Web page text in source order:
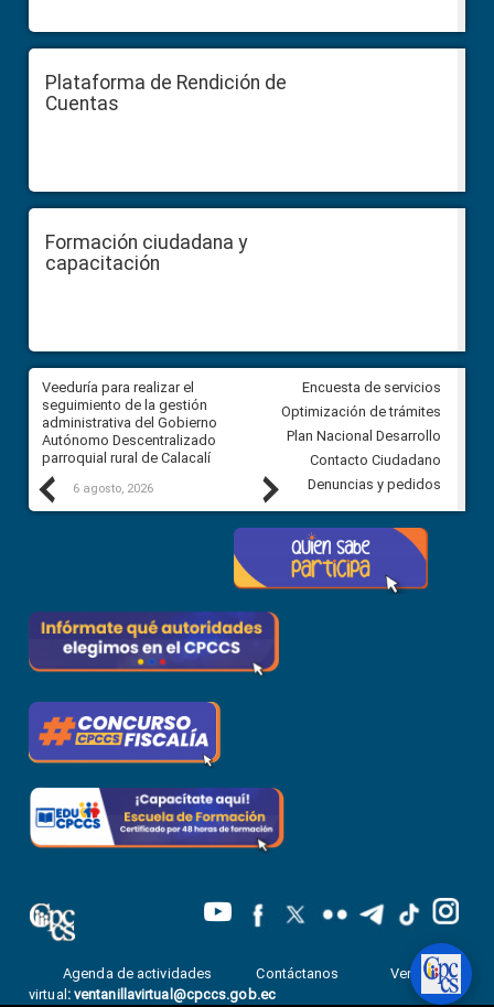
Plataforma de Rendición de
Cuentas
Formación ciudadana y
capacitación
Previous
Veeduría para realizar el
seguimiento de la gestión
administrativa del Gobierno
Autónomo Descentralizado
parroquial rural de Calacalí
6 agosto, 2026
Veeduría para vigilar los
derivados de la Audiencia
comunidad Urbina, parroquia
Carolina
5 agosto, 2026
Next
Encuesta de servicios
Optimización de trámites
Plan Nacional Desarrollo
Contacto Ciudadano
Denuncias y pedidos
Agenda de actividades Contáctanos
Ventanilla
virtual : ventanillavirtual@cpccs.gob.ec